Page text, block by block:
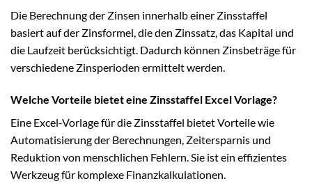
Die Berechnung der Zinsen innerhalb einer Zinsstaffel
basiert auf der Zinsformel, die den Zinssatz, das Kapital und
die Laufzeit berücksichtigt. Dadurch können Zinsbeträge für
verschiedene Zinsperioden ermittelt werden.
Welche Vorteile bietet eine Zinsstaffel Excel Vorlage?
Eine Excel-Vorlage für die Zinsstaffel bietet Vorteile wie
Automatisierung der Berechnungen, Zeitersparnis und
Reduktion von menschlichen Fehlern. Sie ist ein effizientes
Werkzeug für komplexe Finanzkalkulationen.